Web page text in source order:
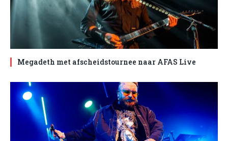
Megadeth met afscheidstournee naar AFAS Live